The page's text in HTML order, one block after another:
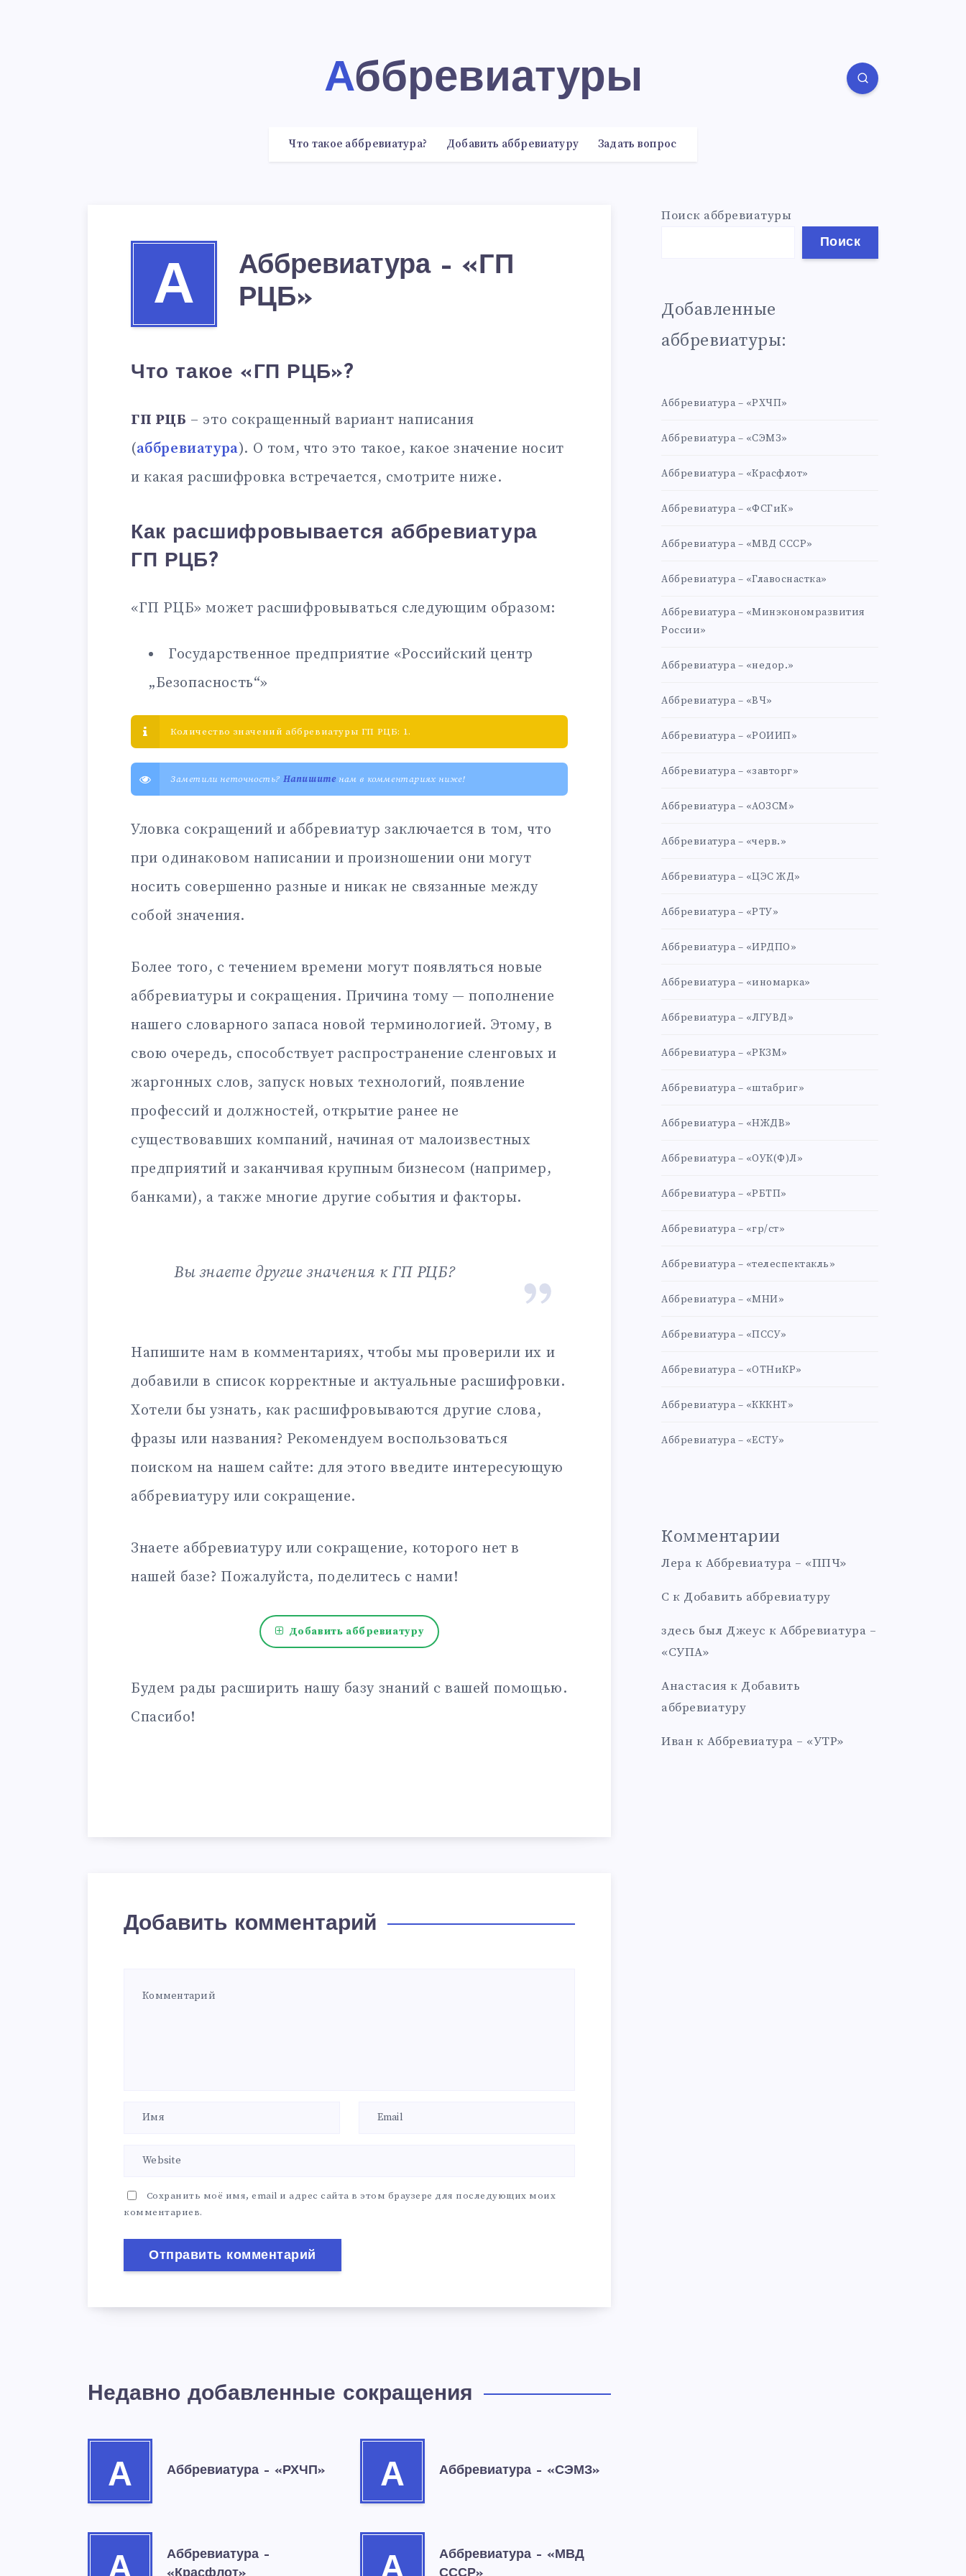
Аббревиатуры
Что такое аббревиатура? Добавить аббревиатуру Задать вопрос
А
Аббревиатура – «ГП
РЦБ»
Что такое «ГП РЦБ»?
ГП РЦБ – это сокращенный вариант написания
(аббревиатура). О том, что это такое, какое значение носит
и какая расшифровка встречается, смотрите ниже.
Как расшифровывается аббревиатура
ГП РЦБ?
«ГП РЦБ» может расшифровываться следующим образом:
Государственное предприятие «Российский центр
„Безопасность“»
Количество значений аббревиатуры ГП РЦБ: 1.
Заметили неточность? Напишитенам в комментариях ниже!
Уловка сокращений и аббревиатур заключается в том, что
при одинаковом написании и произношении они могут
носить совершенно разные и никак не связанные между
собой значения.
Более того, с течением времени могут появляться новые
аббревиатуры и сокращения. Причина тому — пополнение
нашего словарного запаса новой терминологией. Этому, в
свою очередь, способствует распространение сленговых и
жаргонных слов, запуск новых технологий, появление
профессий и должностей, открытие ранее не
существовавших компаний, начиная от малоизвестных
предприятий и заканчивая крупным бизнесом (например,
банками), а также многие другие события и факторы.
Вы знаете другие значения к ГП РЦБ?
Напишите нам в комментариях, чтобы мы проверили их и
добавили в список корректные и актуальные расшифровки.
Хотели бы узнать, как расшифровываются другие слова,
фразы или названия? Рекомендуем воспользоваться
поиском на нашем сайте: для этого введите интересующую
аббревиатуру или сокращение.
Знаете аббревиатуру или сокращение, которого нет в
нашей базе? Пожалуйста, поделитесь с нами!
Добавить аббревиатуру
Будем рады расширить нашу базу знаний с вашей помощью.
Спасибо!
Добавить комментарий
Сохранить моё имя, email и адрес сайта в этом браузере для последующих моих
комментариев.
Недавно добавленные сокращения
А Аббревиатура – «РХЧП» А Аббревиатура – «СЭМЗ»
Аббревиатура –
«Красфлот»
Аббревиатура – «МВД
СССР»
Поиск аббревиатуры
Поиск
Добавленные
аббревиатуры:
Аббревиатура – «РХЧП»
Аббревиатура – «СЭМЗ»
Аббревиатура – «Красфлот»
Аббревиатура – «ФСГиК»
Аббревиатура – «МВД СССР»
Аббревиатура – «Главоснастка»
Аббревиатура – «Минэкономразвития
России»
Аббревиатура – «недор.»
Аббревиатура – «ВЧ»
Аббревиатура – «РОИИП»
Аббревиатура – «завторг»
Аббревиатура – «АОЗСМ»
Аббревиатура – «черв.»
Аббревиатура – «ЦЭС ЖД»
Аббревиатура – «РТУ»
Аббревиатура – «ИРДПО»
Аббревиатура – «иномарка»
Аббревиатура – «ЛГУВД»
Аббревиатура – «РКЗМ»
Аббревиатура – «штабриг»
Аббревиатура – «НЖДВ»
Аббревиатура – «ОУК(Ф)Л»
Аббревиатура – «РБТП»
Аббревиатура – «гр/ст»
Аббревиатура – «телеспектакль»
Аббревиатура – «МНИ»
Аббревиатура – «ПССУ»
Аббревиатура – «ОТНиКР»
Аббревиатура – «КККНТ»
Аббревиатура – «ЕСТУ»
Комментарии
Лера к Аббревиатура – «ППЧ»
С к Добавить аббревиатуру
здесь был Джеус к Аббревиатура –
«СУПА»
Анастасия к Добавить
аббревиатуру
Иван к Аббревиатура – «УТР»